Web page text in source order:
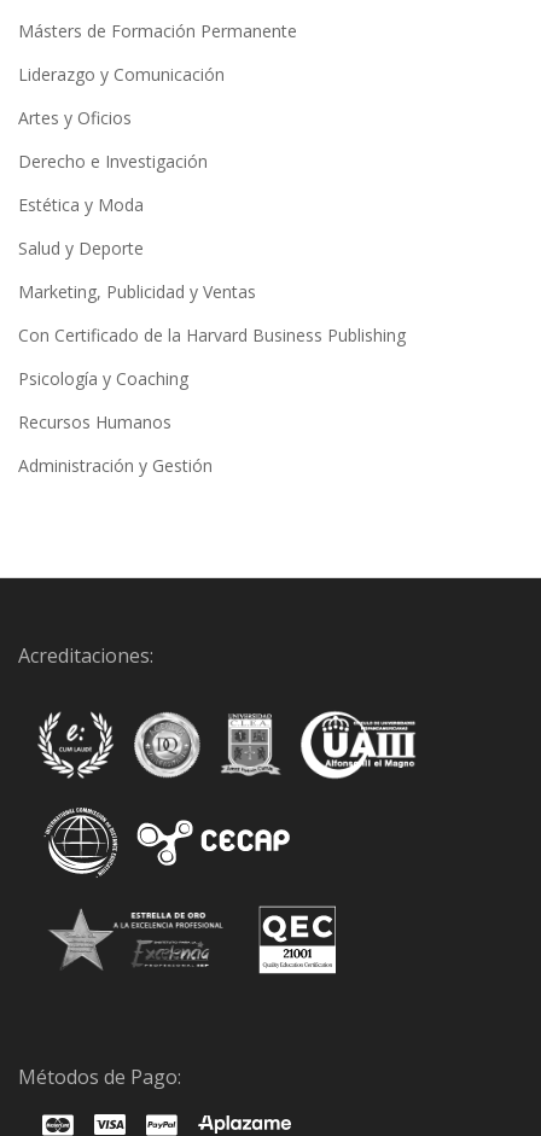
Másters de Formación Permanente
Liderazgo y Comunicación
Artes y Oficios
Derecho e Investigación
Estética y Moda
Salud y Deporte
Marketing, Publicidad y Ventas
Con Certificado de la Harvard Business Publishing
Psicología y Coaching
Recursos Humanos
Administración y Gestión
Acreditaciones:
Métodos de Pago: